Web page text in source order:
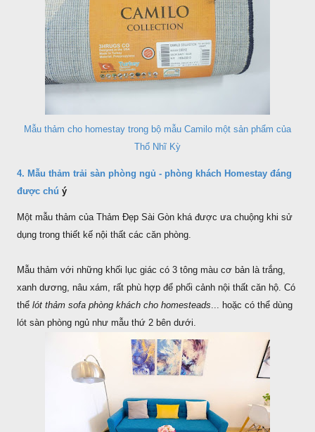
Mẫu thảm cho homestay trong bộ mẫu Camilo một sản phẩm của
Thổ Nhĩ Kỳ
4. Mẫu thảm trải sàn phòng ngủ - phòng khách Homestay đáng
được chú ý
Một mẫu thảm của Thảm Đẹp Sài Gòn khá được ưa chuộng khi sử
dụng trong thiết kế nội thất các căn phòng.
Mẫu thảm với những khối lục giác có 3 tông màu cơ bản là trắng,
xanh dương, nâu xám, rất phù hợp để phối cảnh nội thất căn hộ. Có
thể lót thảm sofa phòng khách cho homesteads... hoặc có thể dùng
lót sàn phòng ngủ như mẫu thứ 2 bên dưới.